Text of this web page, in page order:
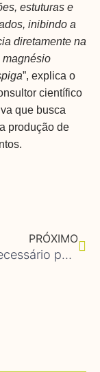
estuturas e
inibindo a
diretamente na
magnésio
”, explica o
científico
que busca
produção de
PRÓXIMO
Cálcio, necessário para seres humanos e plantas